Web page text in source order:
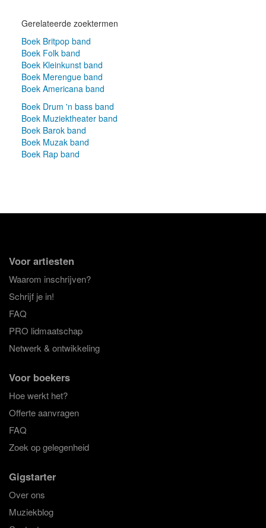
Gerelateerde zoektermen
Boek Britpop band
Boek Folk band
Boek Kleinkunst band
Boek Merengue band
Boek Americana band
Boek Drum 'n bass band
Boek Muziektheater band
Boek Barok band
Boek Muzak band
Boek Rap band
Voor artiesten
Waarom inschrijven?
Schrijf je in!
FAQ
PRO lidmaatschap
Netwerk & ontwikkeling
Voor boekers
Hoe werkt het?
Offerte aanvragen
FAQ
Zoek op gelegenheid
Gigstarter
Over ons
Muziekblog